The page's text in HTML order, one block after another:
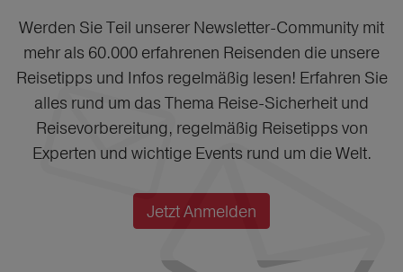
Werden Sie Teil unserer Newsletter-Community mit
mehr als 60.000 erfahrenen Reisenden die unsere
Reisetipps und Infos regelmäßig lesen! Erfahren Sie
alles rund um das Thema Reise-Sicherheit und
Reisevorbereitung, regelmäßig Reisetipps von
Experten und wichtige Events rund um die Welt.
Jetzt Anmelden